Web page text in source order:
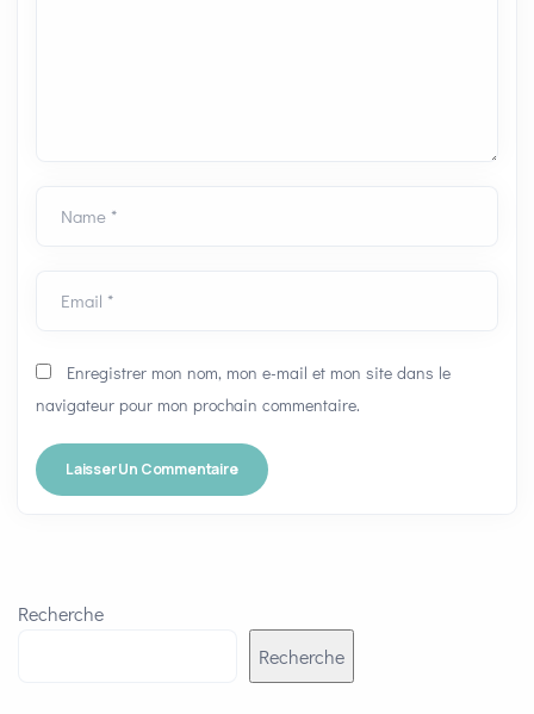
Name *
Email *
Enregistrer mon nom, mon e-mail et mon site dans le
navigateur pour mon prochain commentaire.
Recherche
Recherche